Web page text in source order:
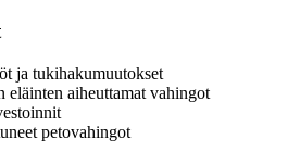
ja tukihakumuutokset
aiheuttamat vahingot
petovahingot